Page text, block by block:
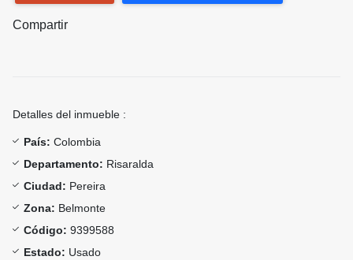
Compartir
Detalles del inmueble :
País: Colombia
Departamento: Risaralda
Ciudad: Pereira
Zona: Belmonte
Código: 9399588
Estado: Usado